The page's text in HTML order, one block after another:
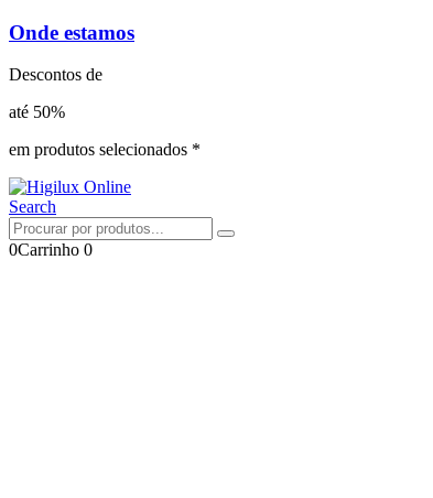
Onde estamos
Descontos de
até 50%
em produtos selecionados *
Search
0Carrinho 0